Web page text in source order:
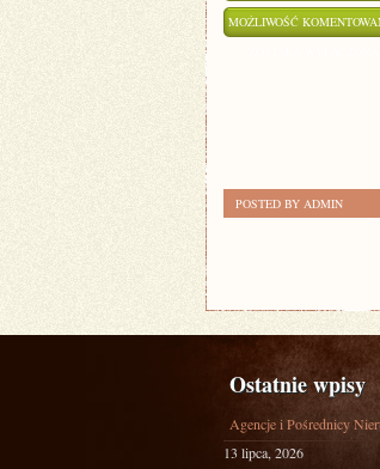
MOŻLIWOŚĆ
POSTED BY ADMIN
Ostatnie wpisy
Agencje i Pośrednicy
13 lipca, 2026